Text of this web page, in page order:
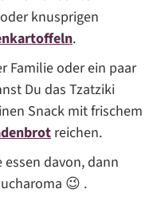
oder knusprigen
.
Familie oder ein paar
Du das Tzatziki
Snack mit frischem
reichen.
davon, dann
😉 .